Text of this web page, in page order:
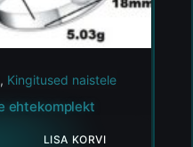
, Kingitused naistele
ehtekomplekt
LISA KORVI